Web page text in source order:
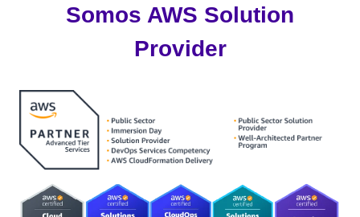
Somos AWS Solution
Provider